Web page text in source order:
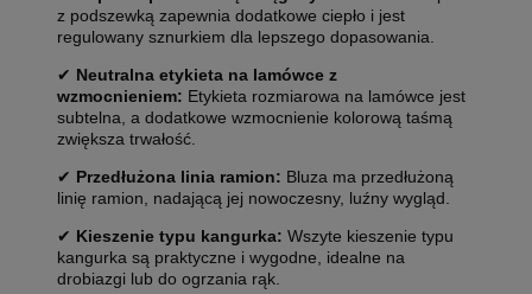
z podszewką zapewnia dodatkowe ciepło i jest
regulowany sznurkiem dla lepszego dopasowania.
✔ Neutralna etykieta na lamówce z
wzmocnieniem: Etykieta rozmiarowa na lamówce jest
subtelna, a dodatkowe wzmocnienie kolorową taśmą
zwiększa trwałość.
✔ Przedłużona linia ramion: Bluza ma przedłużoną
linię ramion, nadającą jej nowoczesny, luźny wygląd.
✔ Kieszenie typu kangurka: Wszyte kieszenie typu
kangurka są praktyczne i wygodne, idealne na
drobiazgi lub do ogrzania rąk.